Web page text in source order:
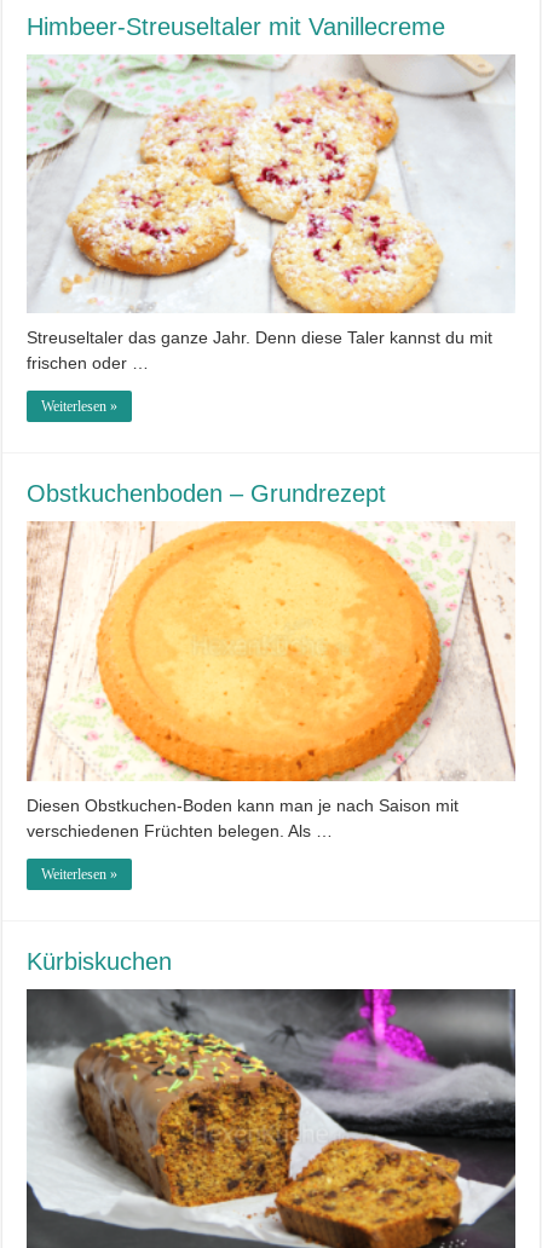
Himbeer-Streuseltaler mit Vanillecreme
Streuseltaler das ganze Jahr. Denn diese Taler kannst du mit
frischen oder …
Weiterlesen »
Obstkuchenboden – Grundrezept
Diesen Obstkuchen-Boden kann man je nach Saison mit
verschiedenen Früchten belegen. Als …
Weiterlesen »
Kürbiskuchen